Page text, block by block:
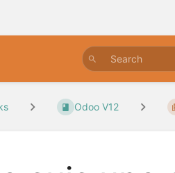
Odoo V12